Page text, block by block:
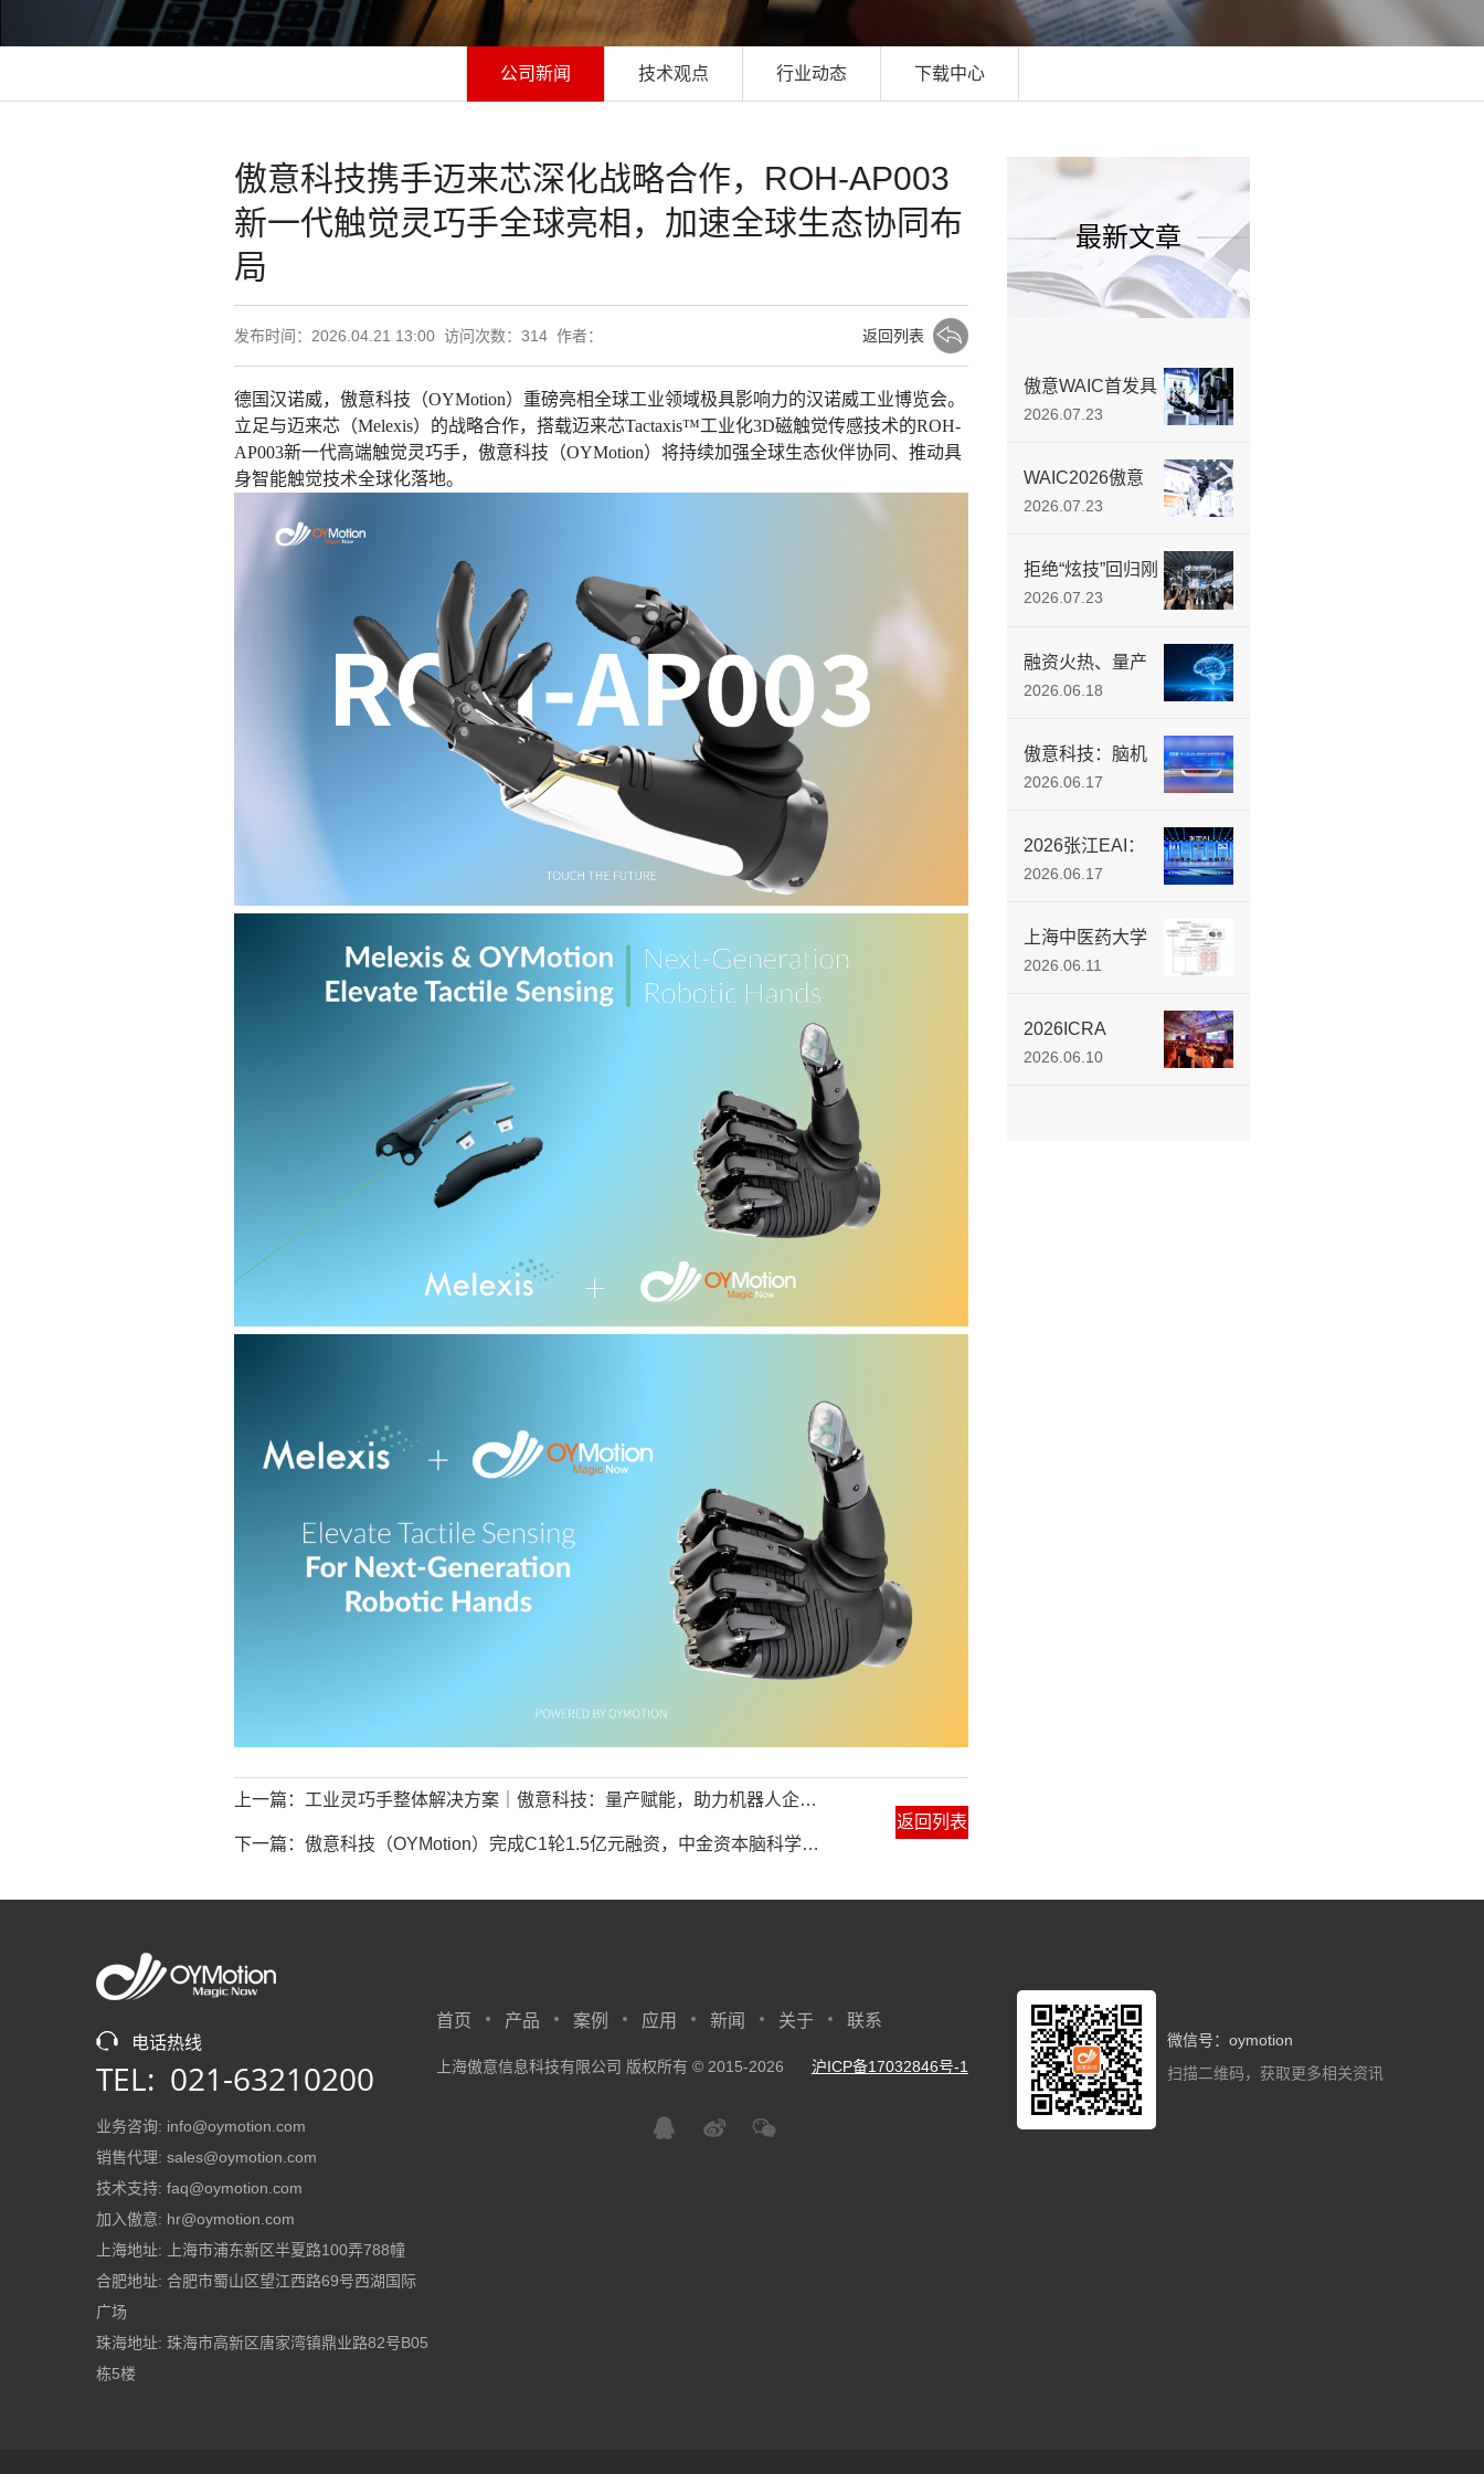
公司新闻 技术观点 行业动态 下载中心
傲意科技携手迈来芯深化战略合作，ROH-AP003
新一代触觉灵巧手全球亮相，加速全球生态协同布
局
发布时间：2026.04.21 13:00 访问次数： 314 作者： 返回列表
德国汉诺威，傲意科技（OYMotion）重磅亮相全球工业领域极具影响力的汉诺威工业博览会。
立足与迈来芯（Melexis）的战略合作，搭载迈来芯Tactaxis™工业化3D磁触觉传感技术的ROH-
AP003新一代高端触觉灵巧手，傲意科技（OYMotion）将持续加强全球生态伙伴协同、推动具
身智能触觉技术全球化落地。
上一篇： 工业灵巧手整体解决方案｜傲意科技：量产赋能，助力机器人企业与实验室快速落地
返回列表
下一篇： 傲意科技（OYMotion）完成C1轮1.5亿元融资，中金资本脑科学基金领投
最新文章
傲意WAIC首发具
身智能教育产品
螺丝”教起，培养
实战型工程师
2026.07.23
WAIC2026傲意
开放型脑机平台
给标准化数据工
具
2026.07.23
拒绝“炫技”回归刚
需：傲意科技
品，具身智能教
育矩阵同步亮相
2026.07.23
融资火热、量产
躁动 脑机接口“落
克按下量产键，
中国企业正用“介
2026.06.18
傲意科技：脑机
接口与具身智能
物理AI的底层融
合闭环？
2026.06.17
2026张江EAI：
傲意科技发布国
触觉灵巧手
2026.06.17
上海中医药大学
徐建光教授团队
2026.06.11
2026ICRA
ROHAND原生触
2026.06.10
电话热线
TEL: 021-63210200
业务咨询: info@oymotion.com
销售代理: sales@oymotion.com
技术支持: faq@oymotion.com
加入傲意: hr@oymotion.com
上海地址: 上海市浦东新区半夏路100弄788幢
合肥地址: 合肥市蜀山区望江西路69号西湖国际
广场
珠海地址: 珠海市高新区唐家湾镇鼎业路82号B05
栋5楼
首页 产品 案例 应用 新闻 关于 联系
上海傲意信息科技有限公司 版权所有 © 2015-2026 沪ICP备17032846号-1
微信号：oymotion
扫描二维码，获取更多相关资讯